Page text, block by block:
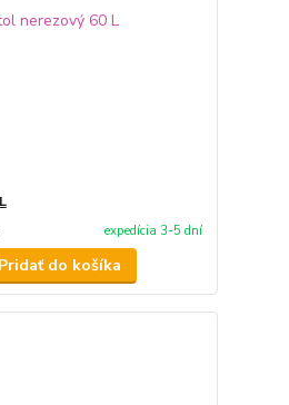
expedícia 3-5 dní
Pridať do košíka